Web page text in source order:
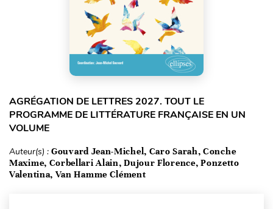
AGRÉGATION DE LETTRES 2027. TOUT LE
PROGRAMME DE LITTÉRATURE FRANÇAISE EN UN
VOLUME
Auteur(s) : Gouvard Jean-Michel, Caro Sarah, Conche
Maxime, Corbellari Alain, Dujour Florence, Ponzetto
Valentina, Van Hamme Clément